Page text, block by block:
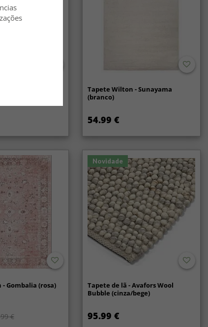
simples, o tapete permanece macio e
ano.
Tapete Wilton - Sunayama
(branco)
54.99 €
Gombalia (rosa)
€
Novidade
Tapete de lã - Avafors Wool
Bubble (cinza/bege)
95.99 €